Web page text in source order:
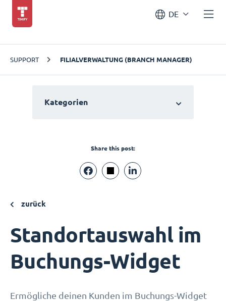
DE
SUPPORT FILIALVERWALTUNG (BRANCH MANAGER)
Kategorien
Share this post:
zurück
Standortauswahl im
Buchungs-Widget
Ermögliche deinen Kunden im Buchungs-Widget